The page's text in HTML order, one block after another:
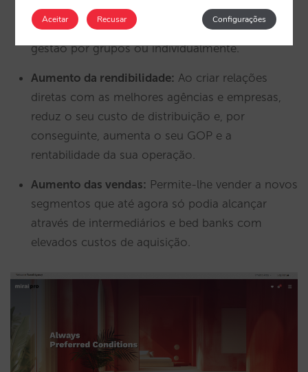
Máximo controlo:Pode decidir o que oferecer a
cada tipo de cliente em cada momento, fazer a
gestão por grupos ou individualmente.
Aumento da rendibilidade: Ao criar relações
diretas com as melhores agências e empresas,
reduz o seu custo de distribuição e, por
conseguinte, aumenta o seu GOP e a
rentabilidade da sua operação.
Aumento das vendas: Permite-lhe vender a novos
segmentos que até agora só podia alcançar
através de intermediários e bed banks com
elevados custos de aquisição.
Aceitar Configurações
Recusar